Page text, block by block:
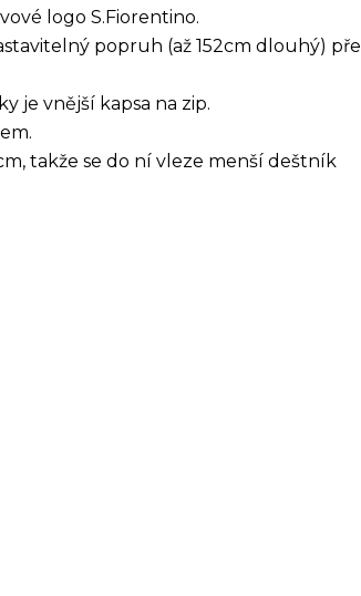
logo S.Fiorentino.
popruh (až 152cm dlouhý)
je vnější kapsa na zip.
takže se do ní vleze menší deštník